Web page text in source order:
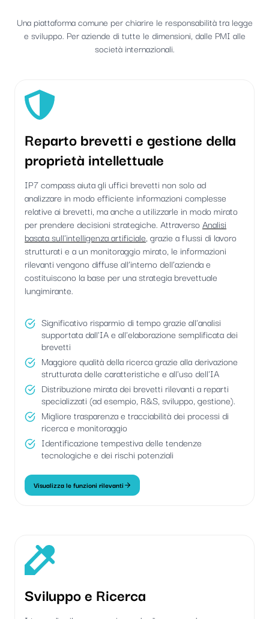
Una piattaforma comune per chiarire le responsabilità tra legge
e sviluppo. Per aziende di tutte le dimensioni, dalle PMI alle
società internazionali.
Reparto brevetti e gestione della
proprietà intellettuale
IP7 compass aiuta gli uffici brevetti non solo ad
analizzare in modo efficiente informazioni complesse
relative ai brevetti, ma anche a utilizzarle in modo mirato
per prendere decisioni strategiche. AttraversoAnalisi
basata sull'intelligenza artificiale, grazie a flussi di lavoro
strutturati e a un monitoraggio mirato, le informazioni
rilevanti vengono diffuse all’interno dell’azienda e
costituiscono la base per una strategia brevettuale
lungimirante.
Significativo risparmio di tempo grazie all'analisi
supportata dall'IA e all'elaborazione semplificata dei
brevetti
Maggiore qualità della ricerca grazie alla derivazione
strutturata delle caratteristiche e all'uso dell'IA
Distribuzione mirata dei brevetti rilevanti a reparti
specializzati (ad esempio, R&S, sviluppo, gestione).
Migliore trasparenza e tracciabilità dei processi di
ricerca e monitoraggio
Identificazione tempestiva delle tendenze
tecnologiche e dei rischi potenziali
Visualizza le funzioni rilevanti
Sviluppo e Ricerca